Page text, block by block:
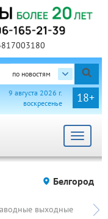
по новостям
18+
9 августа 2026 г.
воскресенье
Toggle
Белгород
выходные